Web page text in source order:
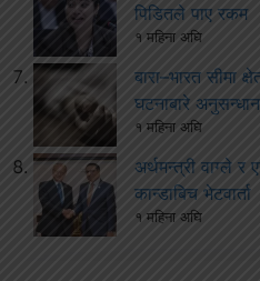
पिडितले पाए रकम
१ महिना अघि
बारा–भारत सीमा
घटनाबारे
१ महिना अघि
अर्थमन्त्री वाग्ले र
कान्डाबिच भेटवार्ता
१ महिना अघि